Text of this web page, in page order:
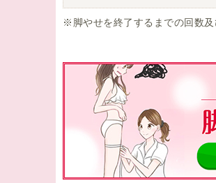
※脚やせを終了するまでの回数